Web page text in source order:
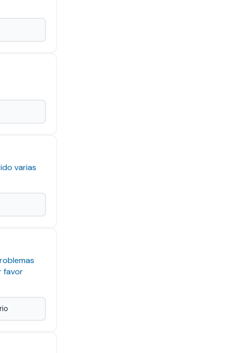
varias
favor